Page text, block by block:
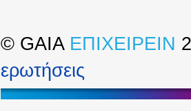
© GAIA ΕΠΙΧΕΙΡΕΙΝ
ερωτήσεις